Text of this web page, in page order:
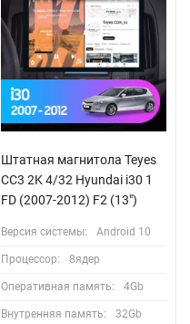
Штатная магнитола Teyes
CC3 2K 4/32 Hyundai i30 1
FD (2007-2012) F2 (13")
Версия системы: Android 10
Процессор: 8ядер
Оперативная память: 4Gb
Внутренняя память: 32Gb